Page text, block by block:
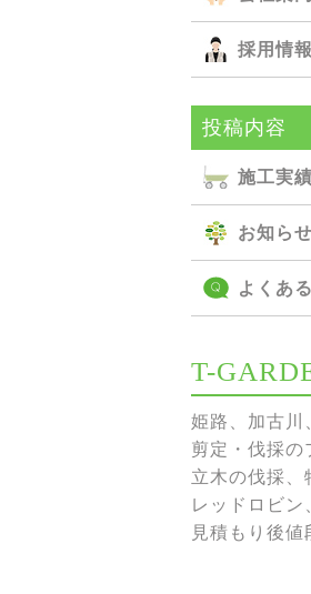
採用情報
投稿内容
施⼯実績
お知らせ
よくあ
T-
姫路、加古川
剪定・伐採の
立木の伐採、
レッドロビ
見積もり後値